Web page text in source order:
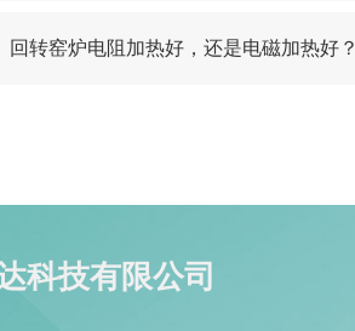
回转窑炉电阻加热好，还是电磁加热好？
科技有限公司